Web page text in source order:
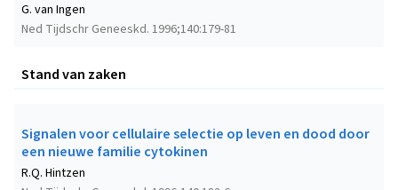
Ned Tijdschr Geneeskd. 1996;140:179-81
G. van Ingen
Stand van zaken
Signalen voor cellulaire selectie op leven en dood door
een nieuwe familie cytokinen
R.Q. Hintzen